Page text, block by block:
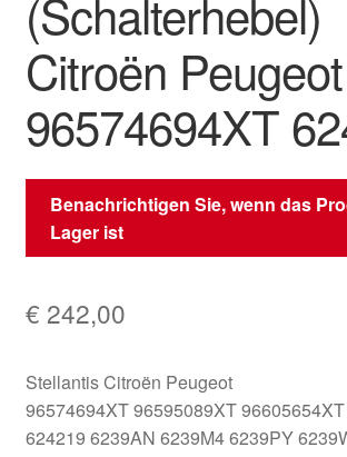
(Schalterhebel)
Citroën Peugeot
96574694XT
Benachrichtigen Sie, wenn das
Lager ist
€ 242,00
Stellantis Citroën Peugeot
96574694XT 96595089XT
624219 6239AN 6239M4 6239PY